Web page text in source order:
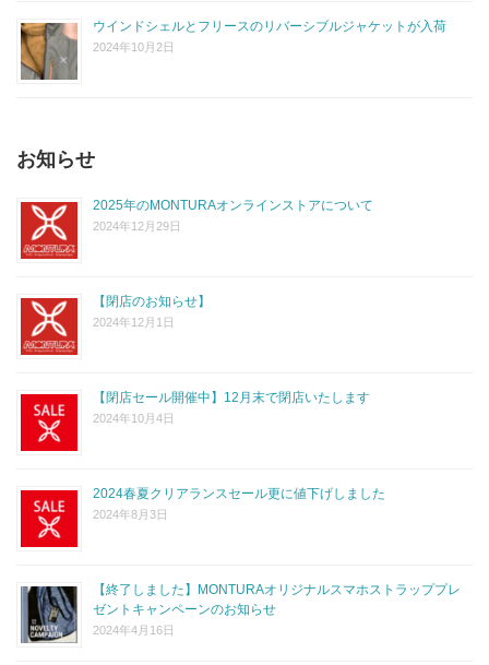
ウインドシェルとフリースのリバーシブルジャケットが入荷
2024年10月2日
お知らせ
2025年のMONTURAオンラインストアについて
2024年12月29日
【閉店のお知らせ】
2024年12月1日
【閉店セール開催中】12月末で閉店いたします
2024年10月4日
2024春夏クリアランスセール更に値下げしました
2024年8月3日
【終了しました】MONTURAオリジナルスマホストラッププレ
ゼントキャンペーンのお知らせ
2024年4月16日